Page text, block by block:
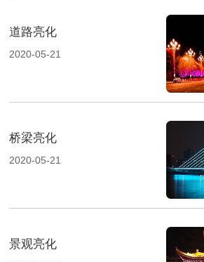
道路亮化
2020-05-21
桥梁亮化
2020-05-21
景观亮化